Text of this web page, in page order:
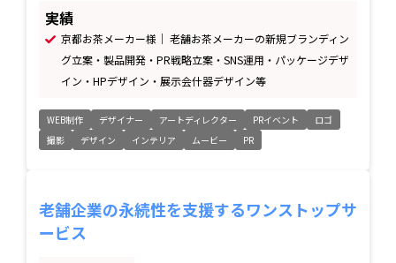
実績
京都お茶メーカー様｜ 老舗お茶メーカーの新規ブランディン
グ立案・製品開発・PR戦略立案・SNS運用・パッケージデザ
イン・HPデザイン・展示会什器デザイン等
WEB制作 デザイナー アートディレクター PRイベント
ロゴ
撮影
デザイン インテリア ムービー PR
老舗企業の永続性を支援するワンストップサ
ービス